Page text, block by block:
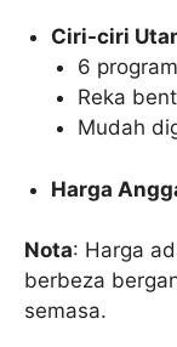
Ciri-ciri
6
Reka
Mudah
Harga
Nota: Harga
berbeza
semasa.